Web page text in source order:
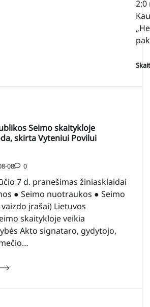
2:0
Seimo skaitykloje
skirta Vyteniui Povilui
08 0
7 d. pranešimas žiniasklaidai
● Seimo nuotraukos ● Seimo
įrašai) Lietuvos
skaitykloje veikia
Akto signataro, gydytojo,